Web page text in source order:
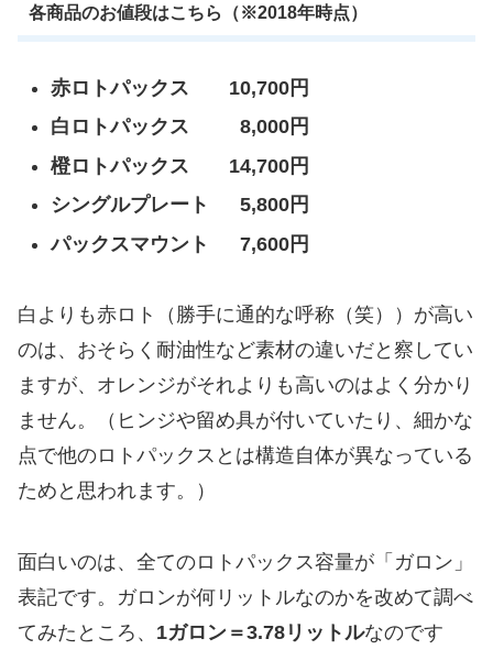
各商品のお値段はこちら（※2018年時点）
赤ロトパックス 10,700円
白ロトパックス 8,000円
橙ロトパックス 14,700円
シングルプレート 5,800円
パックスマウント 7,600円
白よりも赤ロト（勝手に通的な呼称（笑））が高い
のは、おそらく耐油性など素材の違いだと察してい
ますが、オレンジがそれよりも高いのはよく分かり
ません。（ヒンジや留め具が付いていたり、細かな
点で他のロトパックスとは構造自体が異なっている
ためと思われます。）
面白いのは、全てのロトパックス容量が「ガロン」
表記です。ガロンが何リットルなのかを改めて調べ
てみたところ、 1ガロン＝3.78リットルなのです